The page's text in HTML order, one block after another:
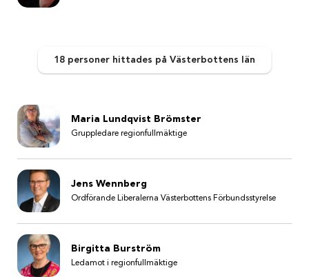
18 personer hittades på Västerbottens län
Maria Lundqvist Brömster
Gruppledare regionfullmäktige
Jens Wennberg
Ordförande Liberalerna Västerbottens Förbundsstyrelse
Birgitta Burström
Ledamot i regionfullmäktige